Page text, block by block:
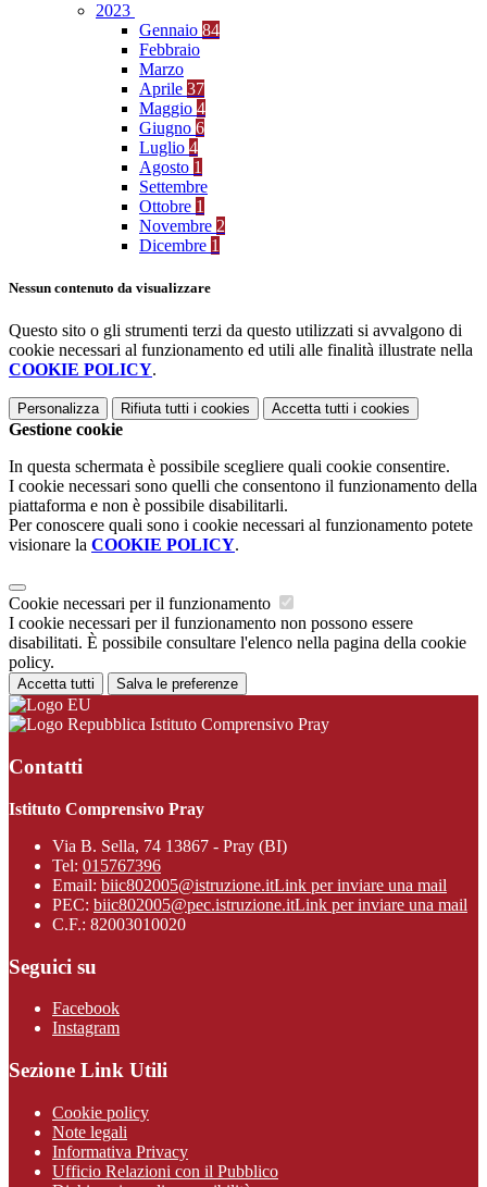
2023
Gennaio 84
Febbraio
Marzo
Aprile 37
Maggio 4
Giugno 6
Luglio 4
Agosto 1
Settembre
Ottobre 1
Novembre 2
Dicembre 1
Nessun contenuto da visualizzare
Questo sito o gli strumenti terzi da questo utilizzati si avvalgono di
cookie necessari al funzionamento ed utili alle finalità illustrate nella
COOKIE POLICY.
Personalizza Rifiuta tutti i cookies Accetta tutti i cookies
Gestione cookie
In questa schermata è possibile scegliere quali cookie consentire.
I cookie necessari sono quelli che consentono il funzionamento della
piattaforma e non è possibile disabilitarli.
Per conoscere quali sono i cookie necessari al funzionamento potete
visionare la COOKIE POLICY.
Cookie necessari per il funzionamento
I cookie necessari per il funzionamento non possono essere
disabilitati. È possibile consultare l'elenco nella pagina della cookie
policy.
Accetta tutti Salva le preferenze
Istituto Comprensivo Pray
Contatti
Istituto Comprensivo Pray
Via B. Sella, 74 13867 - Pray (BI)
Tel: 015767396
Email: biic802005@istruzione.itLink per inviare una mail
PEC: biic802005@pec.istruzione.itLink per inviare una mail
C.F.: 82003010020
Seguici su
Facebook
Instagram
Sezione Link Utili
Cookie policy
Note legali
Informativa Privacy
Ufficio Relazioni con il Pubblico